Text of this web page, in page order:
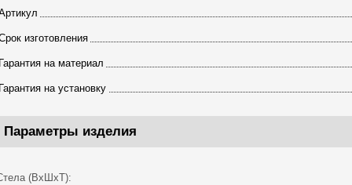
изготовления
на материал
на установку
Параметры изделия
(ВхШхТ):